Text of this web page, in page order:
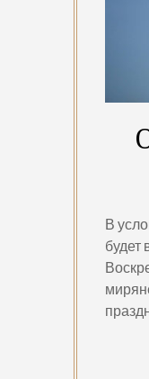
В
будет